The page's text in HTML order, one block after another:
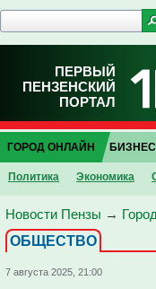
ПЕРВЫЙ
ПЕНЗЕНСКИЙ
ПОРТАЛ
ГОРОД ОНЛАЙН
Политика Экономика
Новости Пензы →
ОБЩЕСТВО
7 августа 2025, 21:00